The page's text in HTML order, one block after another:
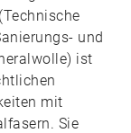
und
ist
mit
Sie